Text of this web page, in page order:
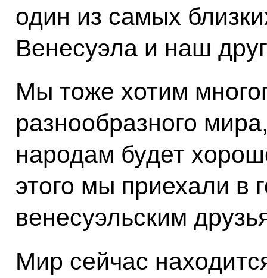
один из самых
Венесуэла и наш
Мы тоже хотим
разнообразного
народам будет
этого мы приехали в
венесуэльским
Мир сейчас